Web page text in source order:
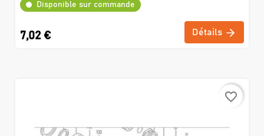
Disponible sur commande
7,02 € Détails
favorite_border